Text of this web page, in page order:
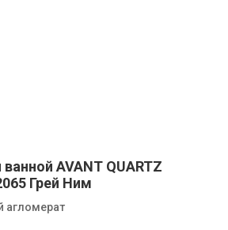
AVANT QUARTZ
Грей Ним
агломерат